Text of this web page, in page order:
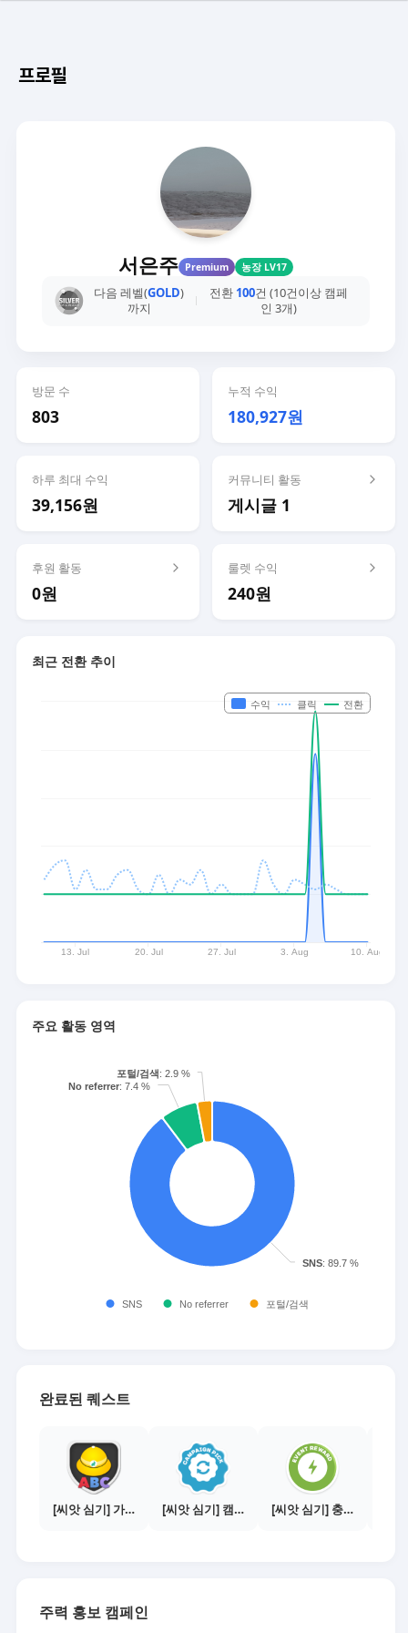
프로필
서은주 Premium 농장 LV17
다음 레벨(GOLD)
까지
전환 100건 (10건이상 캠페
인 3개)
방문 수
803
누적 수익
180,927원
하루 최대 수익
39,156원
커뮤니티 활동
게시글 1
후원 활동
0원
룰렛 수익
240원
최근 전환 추이
주요 활동 영역
완료된 퀘스트
[씨앗 심기] 가이드보기 - 매체별 활동 가이드 [씨앗 심기] 캠페인 전환하기 [씨앗 심기] 충전소에서 이벤트 1건 이상 참여하기
주력 홍보 캠페인